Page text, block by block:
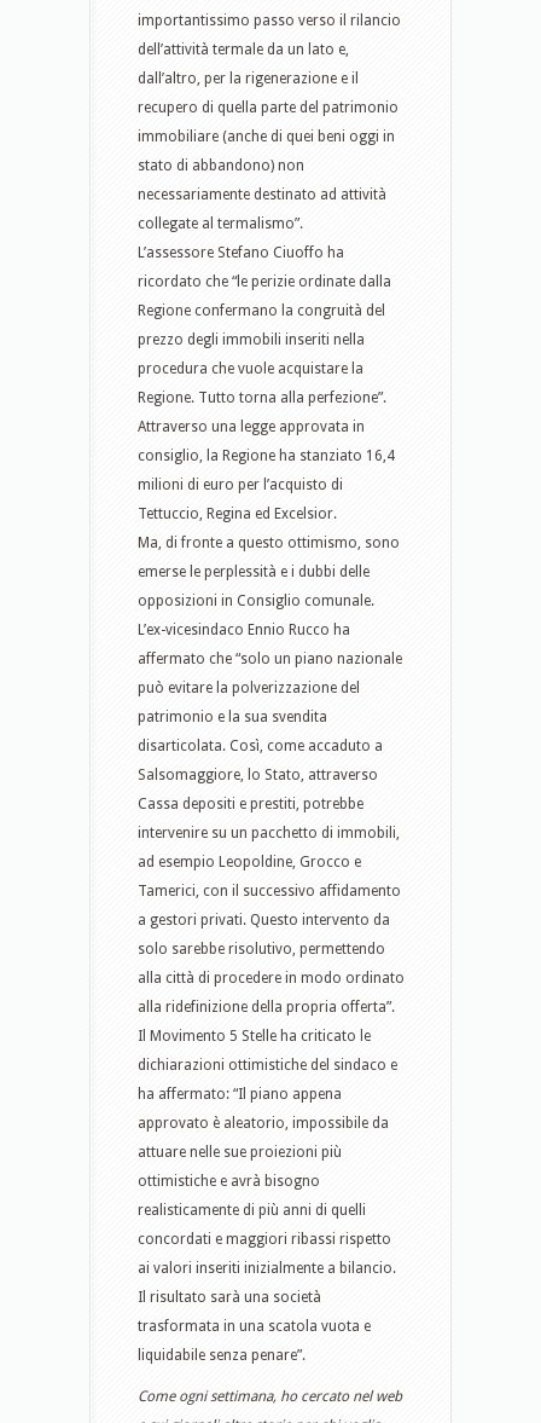
importantissimo passo verso il rilancio
dell’attività termale da un lato e,
dall’altro, per la rigenerazione e il
recupero di quella parte del patrimonio
immobiliare (anche di quei beni oggi in
stato di abbandono) non
necessariamente destinato ad attività
collegate al termalismo”.
L’assessore Stefano Ciuoffo ha
ricordato che “le perizie ordinate dalla
Regione confermano la congruità del
prezzo degli immobili inseriti nella
procedura che vuole acquistare la
Regione. Tutto torna alla perfezione”.
Attraverso una legge approvata in
consiglio, la Regione ha stanziato 16,4
milioni di euro per l’acquisto di
Tettuccio, Regina ed Excelsior.
Ma, di fronte a questo ottimismo, sono
emerse le perplessità e i dubbi delle
opposizioni in Consiglio comunale.
L’ex-vicesindaco Ennio Rucco ha
affermato che “solo un piano nazionale
può evitare la polverizzazione del
patrimonio e la sua svendita
disarticolata. Così, come accaduto a
Salsomaggiore, lo Stato, attraverso
Cassa depositi e prestiti, potrebbe
intervenire su un pacchetto di immobili,
ad esempio Leopoldine, Grocco e
Tamerici, con il successivo affidamento
a gestori privati. Questo intervento da
solo sarebbe risolutivo, permettendo
alla città di procedere in modo ordinato
alla ridefinizione della propria offerta”.
Il Movimento 5 Stelle ha criticato le
dichiarazioni ottimistiche del sindaco e
ha affermato: “Il piano appena
approvato è aleatorio, impossibile da
attuare nelle sue proiezioni più
ottimistiche e avrà bisogno
realisticamente di più anni di quelli
concordati e maggiori ribassi rispetto
ai valori inseriti inizialmente a bilancio.
Il risultato sarà una società
trasformata in una scatola vuota e
liquidabile senza penare”.
Come ogni settimana, ho cercato nel web